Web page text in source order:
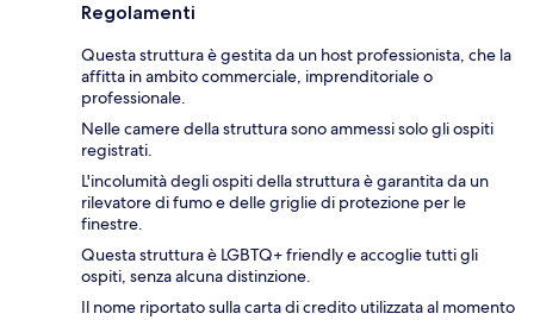
Regolamenti
Questa struttura è gestita da un host professionista, che la
affitta in ambito commerciale, imprenditoriale o
professionale.
Nelle camere della struttura sono ammessi solo gli ospiti
registrati.
L'incolumità degli ospiti della struttura è garantita da un
rilevatore di fumo e delle griglie di protezione per le
finestre.
Questa struttura è LGBTQ+ friendly e accoglie tutti gli
ospiti, senza alcuna distinzione.
Il nome riportato sulla carta di credito utilizzata al momento